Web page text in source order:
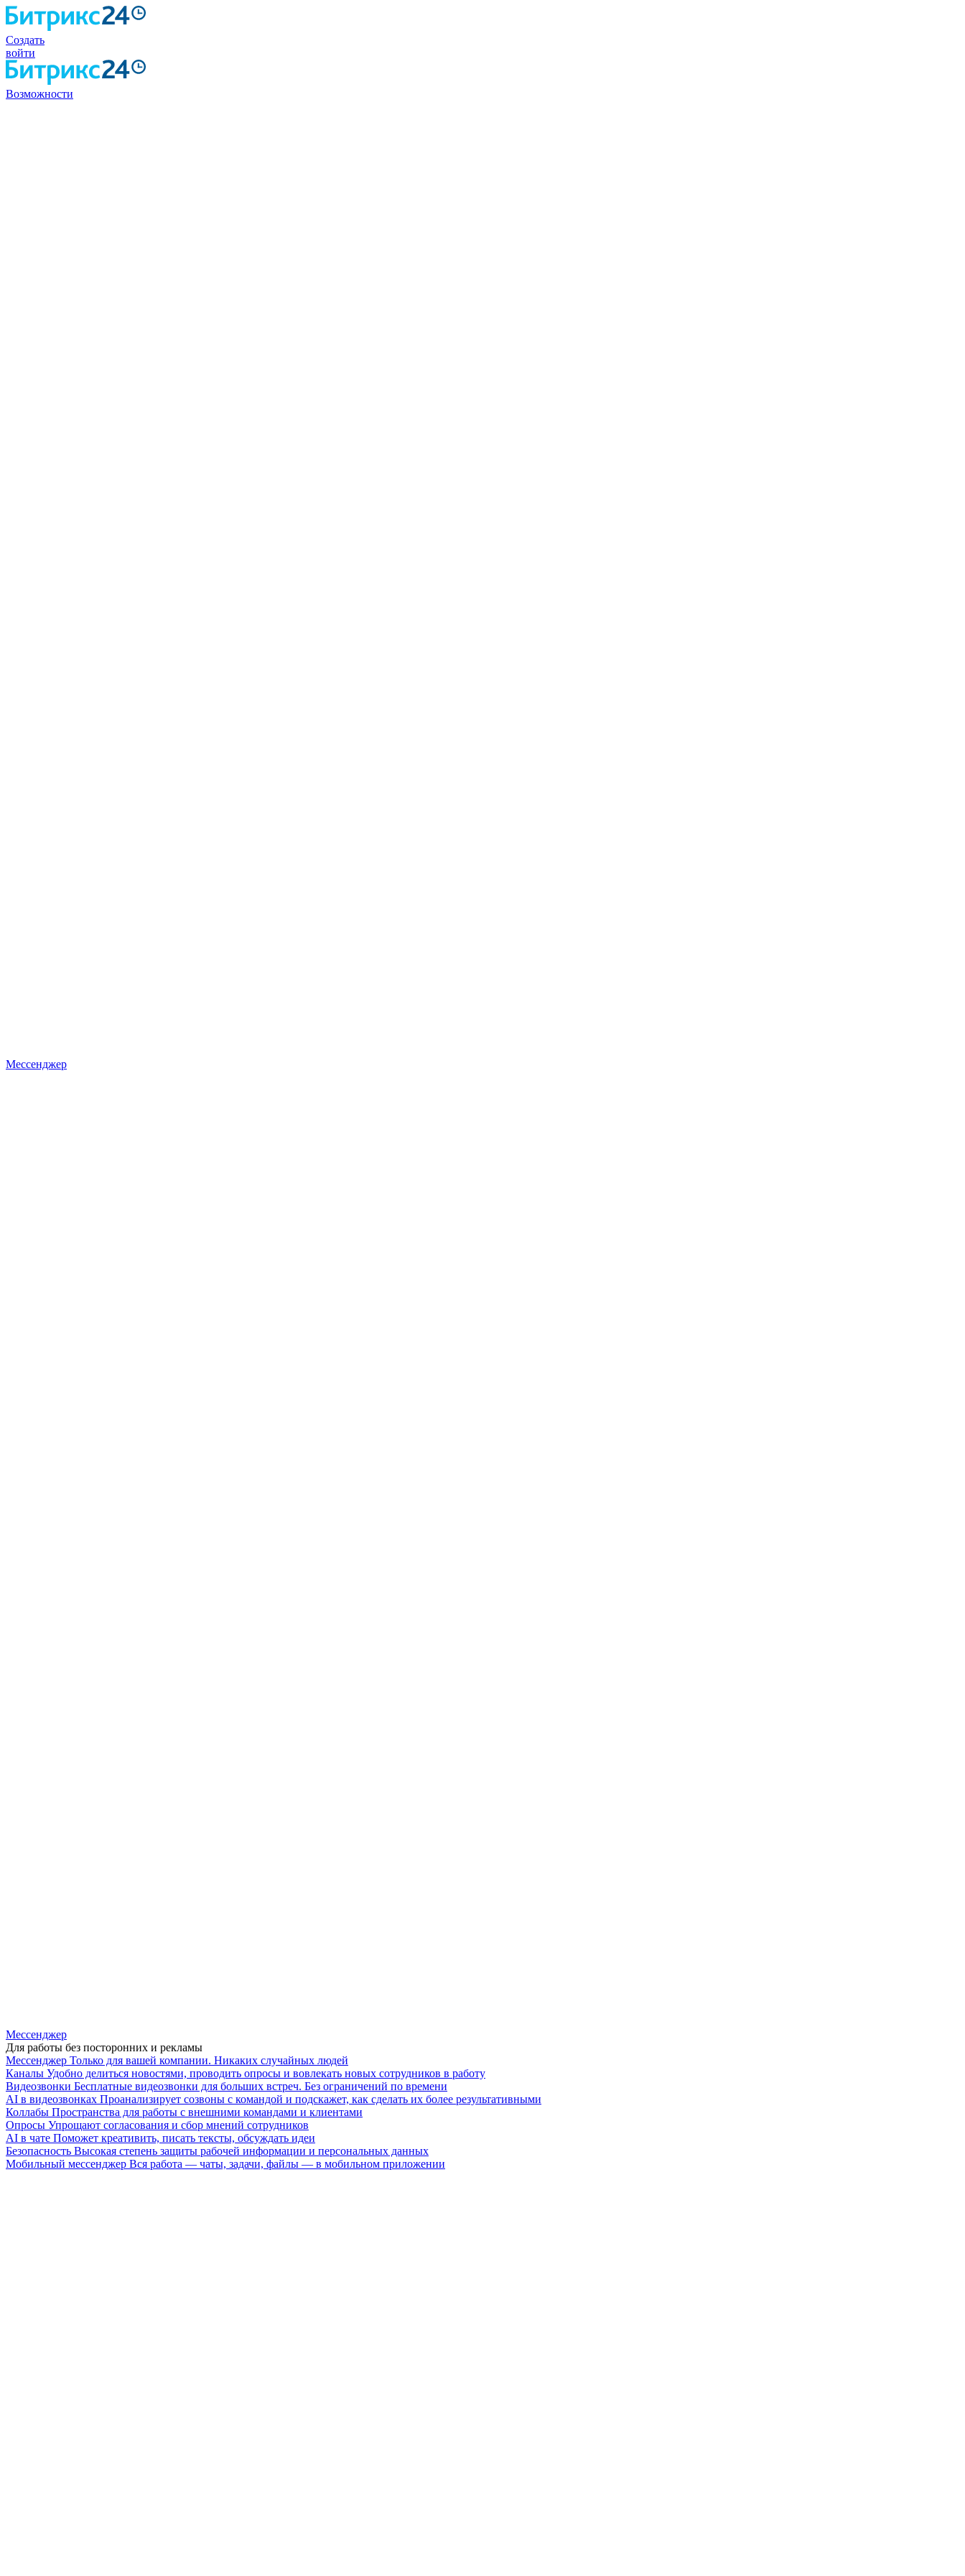
Создать
войти
Возможности
Мессенджер
Мессенджер
Для работы без посторонних и рекламы
Мессенджер Только для вашей компании. Никаких случайных людей
Каналы Удобно делиться новостями, проводить опросы и вовлекать новых сотрудников в работу
Видеозвонки Бесплатные видеозвонки для больших встреч. Без ограничений по времени
AI в видеозвонках Проанализирует созвоны с командой и подскажет, как сделать их более результативными
Коллабы Пространства для работы с внешними командами и клиентами
Опросы Упрощают согласования и сбор мнений сотрудников
AI в чате Поможет креативить, писать тексты, обсуждать идеи
Безопасность Высокая степень защиты рабочей информации и персональных данных
Мобильный мессенджер Вся работа — чаты, задачи, файлы — в мобильном приложении